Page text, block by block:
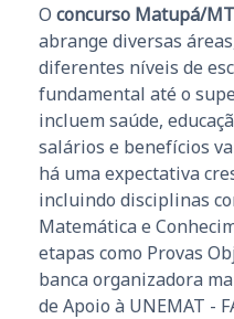
O concurso Matupá/
abrange diversas
diferentes níveis de
fundamental até o
incluem saúde,
salários e benefícios
há uma expectativa
incluindo disciplinas
Matemática e
etapas como Provas
banca organizadora
de Apoio à UNEMAT -